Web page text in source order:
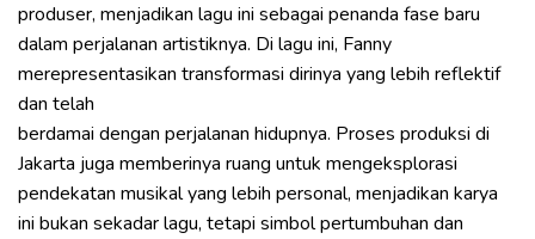
produser, menjadikan lagu ini sebagai penanda fase baru
dalam perjalanan artistiknya. Di lagu ini, Fanny
merepresentasikan transformasi dirinya yang lebih reflektif
dan telah
berdamai dengan perjalanan hidupnya. Proses produksi di
Jakarta juga memberinya ruang untuk mengeksplorasi
pendekatan musikal yang lebih personal, menjadikan karya
ini bukan sekadar lagu, tetapi simbol pertumbuhan dan